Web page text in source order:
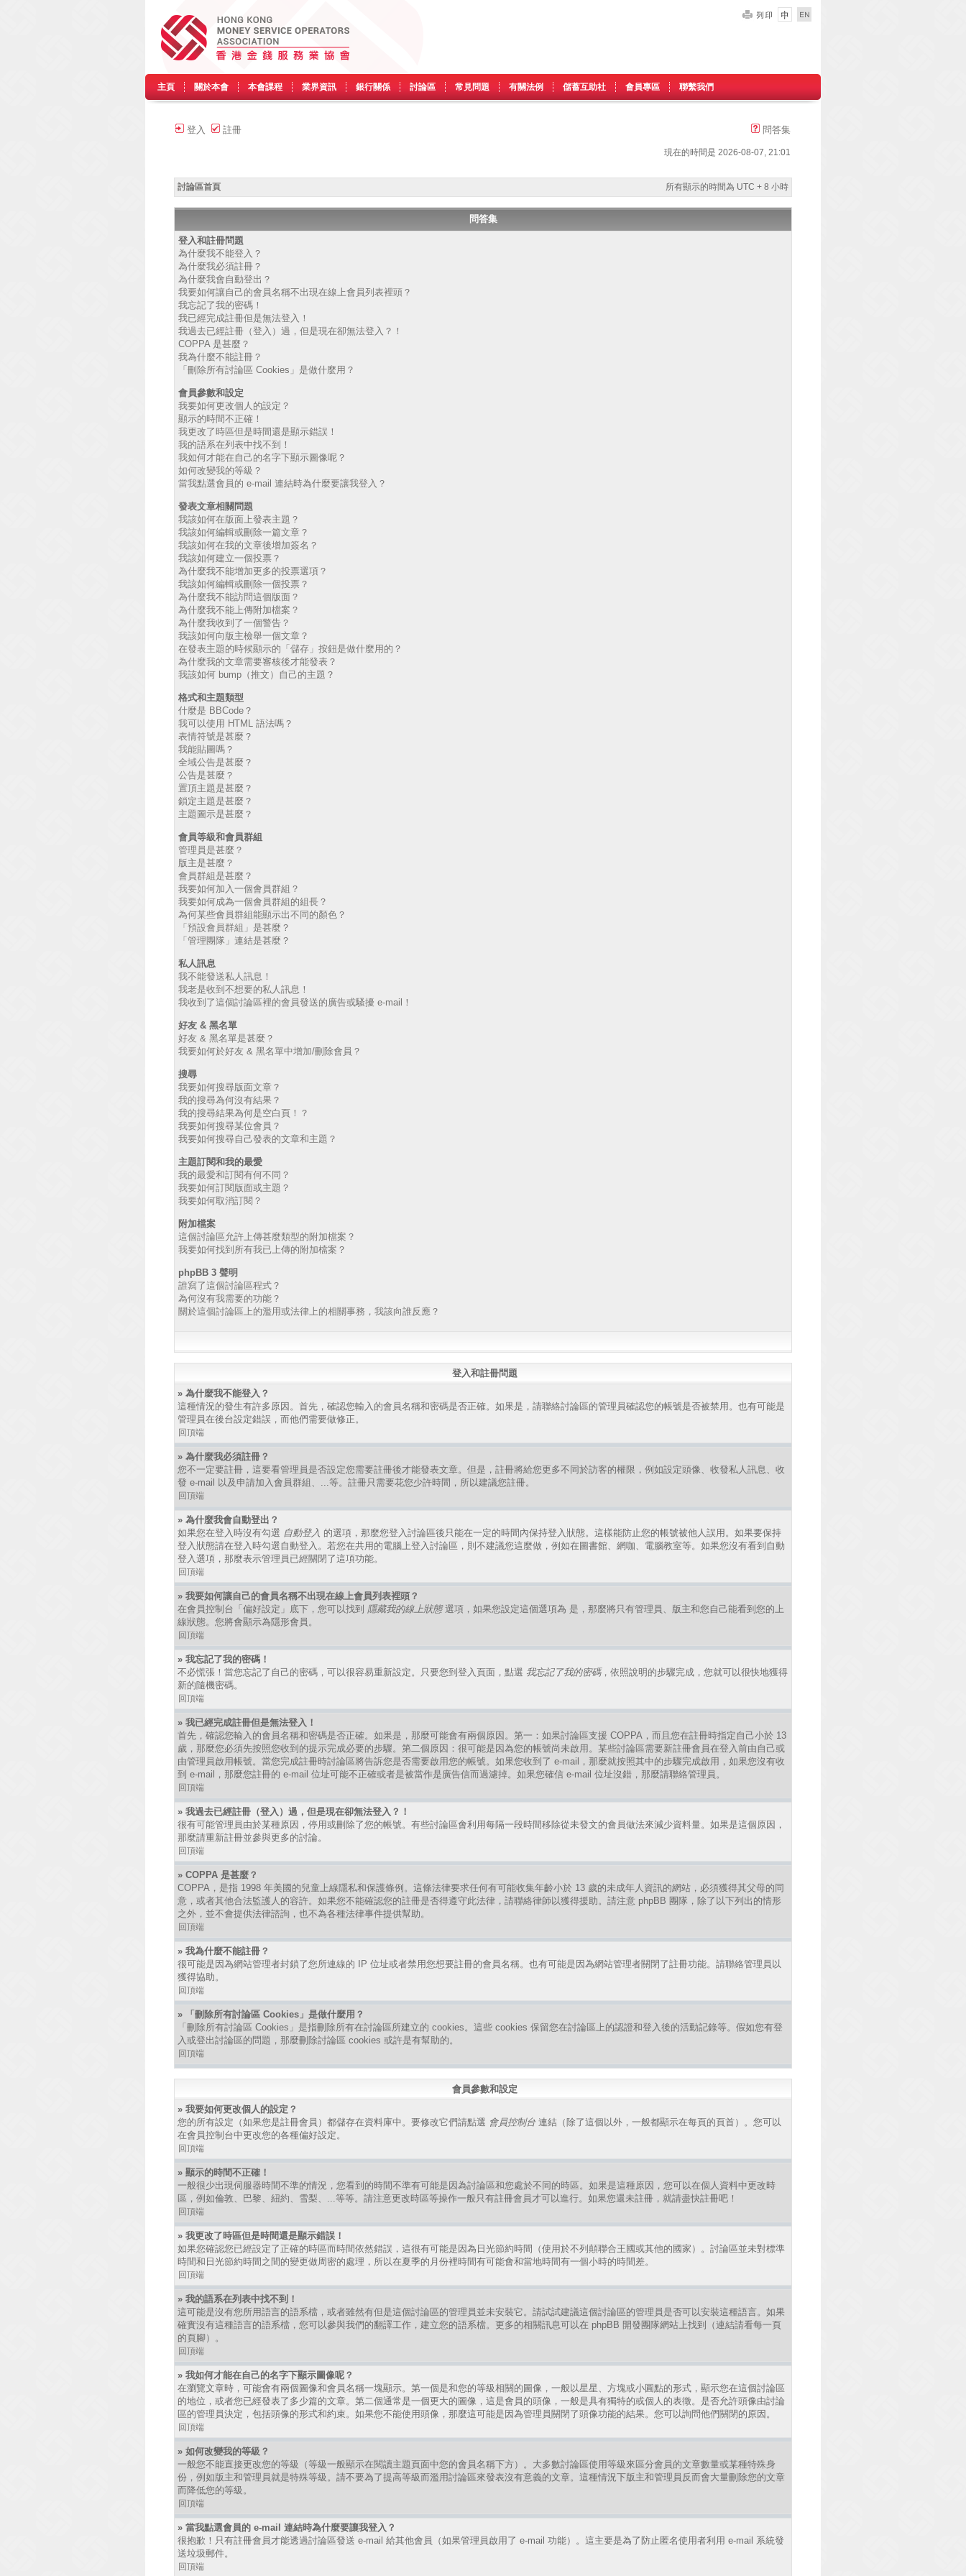
主頁 關於本會 本會課程 業界資訊 銀行關係 討論區 常見問題 有關法例 儲蓄互助社 會員專區 聯繫我們
登入 註冊 問答集
現在的時間是 2026-08-07, 21:01
討論區首頁 所有顯示的時間為 UTC + 8 小時
問答集
登入和註冊問題
為什麼我不能登入？
為什麼我必須註冊？
為什麼我會自動登出？
我要如何讓自己的會員名稱不出現在線上會員列表裡頭？
我忘記了我的密碼！
我已經完成註冊但是無法登入！
我過去已經註冊（登入）過，但是現在卻無法登入？！
COPPA 是甚麼？
我為什麼不能註冊？
「刪除所有討論區 Cookies」是做什麼用？
會員參數和設定
我要如何更改個人的設定？
顯示的時間不正確！
我更改了時區但是時間還是顯示錯誤！
我的語系在列表中找不到！
我如何才能在自己的名字下顯示圖像呢？
如何改變我的等級？
當我點選會員的 e-mail 連結時為什麼要讓我登入？
發表文章相關問題
我該如何在版面上發表主題？
我該如何編輯或刪除一篇文章？
我該如何在我的文章後增加簽名？
我該如何建立一個投票？
為什麼我不能增加更多的投票選項？
我該如何編輯或刪除一個投票？
為什麼我不能訪問這個版面？
為什麼我不能上傳附加檔案？
為什麼我收到了一個警告？
我該如何向版主檢舉一個文章？
在發表主題的時候顯示的「儲存」按鈕是做什麼用的？
為什麼我的文章需要審核後才能發表？
我該如何 bump（推文）自己的主題？
格式和主題類型
什麼是 BBCode？
我可以使用 HTML 語法嗎？
表情符號是甚麼？
我能貼圖嗎？
全域公告是甚麼？
公告是甚麼？
置頂主題是甚麼？
鎖定主題是甚麼？
主題圖示是甚麼？
會員等級和會員群組
管理員是甚麼？
版主是甚麼？
會員群組是甚麼？
我要如何加入一個會員群組？
我要如何成為一個會員群組的組長？
為何某些會員群組能顯示出不同的顏色？
「預設會員群組」是甚麼？
「管理團隊」連結是甚麼？
私人訊息
我不能發送私人訊息！
我老是收到不想要的私人訊息！
我收到了這個討論區裡的會員發送的廣告或騷擾 e-mail！
好友 & 黑名單
好友 & 黑名單是甚麼？
我要如何於好友 & 黑名單中增加/刪除會員？
搜尋
我要如何搜尋版面文章？
我的搜尋為何沒有結果？
我的搜尋結果為何是空白頁！？
我要如何搜尋某位會員？
我要如何搜尋自己發表的文章和主題？
主題訂閱和我的最愛
我的最愛和訂閱有何不同？
我要如何訂閱版面或主題？
我要如何取消訂閱？
附加檔案
這個討論區允許上傳甚麼類型的附加檔案？
我要如何找到所有我已上傳的附加檔案？
phpBB 3 聲明
誰寫了這個討論區程式？
為何沒有我需要的功能？
關於這個討論區上的濫用或法律上的相關事務，我該向誰反應？
登入和註冊問題
» 為什麼我不能登入？
這種情況的發生有許多原因。首先，確認您輸入的會員名稱和密碼是否正確。如果是，請聯絡討論區的管理員確認您的帳號是否被禁用。也有可能是
管理員在後台設定錯誤，而他們需要做修正。
回頂端
» 為什麼我必須註冊？
您不一定要註冊，這要看管理員是否設定您需要註冊後才能發表文章。但是，註冊將給您更多不同於訪客的權限，例如設定頭像、收發私人訊息、收
發 e-mail 以及申請加入會員群組、...等。註冊只需要花您少許時間，所以建議您註冊。
回頂端
» 為什麼我會自動登出？
如果您在登入時沒有勾選 自動登入 的選項，那麼您登入討論區後只能在一定的時間內保持登入狀態。這樣能防止您的帳號被他人誤用。如果要保持
登入狀態請在登入時勾選自動登入。若您在共用的電腦上登入討論區，則不建議您這麼做，例如在圖書館、網咖、電腦教室等。如果您沒有看到自動
登入選項，那麼表示管理員已經關閉了這項功能。
回頂端
» 我要如何讓自己的會員名稱不出現在線上會員列表裡頭？
在會員控制台「偏好設定」底下，您可以找到 隱藏我的線上狀態選項，如果您設定這個選項為 是 ，那麼將只有管理員、版主和您自己能看到您的上
線狀態。您將會顯示為隱形會員。
回頂端
» 我忘記了我的密碼！
不必慌張！當您忘記了自己的密碼，可以很容易重新設定。只要您到登入頁面，點選 我忘記了我的密碼，依照說明的步驟完成，您就可以很快地獲得
新的隨機密碼。
回頂端
» 我已經完成註冊但是無法登入！
首先，確認您輸入的會員名稱和密碼是否正確。如果是，那麼可能會有兩個原因。第一：如果討論區支援 COPPA，而且您在註冊時指定自己小於 13
歲，那麼您必須先按照您收到的提示完成必要的步驟。第二個原因：很可能是因為您的帳號尚未啟用。某些討論區需要新註冊會員在登入前由自己或
由管理員啟用帳號。當您完成註冊時討論區將告訴您是否需要啟用您的帳號。如果您收到了 e-mail，那麼就按照其中的步驟完成啟用，如果您沒有收
到 e-mail，那麼您註冊的 e-mail 位址可能不正確或者是被當作是廣告信而過濾掉。如果您確信 e-mail 位址沒錯，那麼請聯絡管理員。
回頂端
» 我過去已經註冊（登入）過，但是現在卻無法登入？！
很有可能管理員由於某種原因，停用或刪除了您的帳號。有些討論區會利用每隔一段時間移除從未發文的會員做法來減少資料量。如果是這個原因，
那麼請重新註冊並參與更多的討論。
回頂端
» COPPA 是甚麼？
COPPA，是指 1998 年美國的兒童上線隱私和保護條例。這條法律要求任何有可能收集年齡小於 13 歲的未成年人資訊的網站，必須獲得其父母的同
意，或者其他合法監護人的容許。如果您不能確認您的註冊是否得遵守此法律，請聯絡律師以獲得援助。請注意 phpBB 團隊，除了以下列出的情形
之外，並不會提供法律諮詢，也不為各種法律事件提供幫助。
回頂端
» 我為什麼不能註冊？
很可能是因為網站管理者封鎖了您所連線的 IP 位址或者禁用您想要註冊的會員名稱。也有可能是因為網站管理者關閉了註冊功能。請聯絡管理員以
獲得協助。
回頂端
» 「刪除所有討論區 Cookies」是做什麼用？
「刪除所有討論區 Cookies」是指刪除所有在討論區所建立的 cookies。這些 cookies 保留您在討論區上的認證和登入後的活動記錄等。假如您有登
入或登出討論區的問題，那麼刪除討論區 cookies 或許是有幫助的。
回頂端
會員參數和設定
» 我要如何更改個人的設定？
您的所有設定（如果您是註冊會員）都儲存在資料庫中。要修改它們請點選 會員控制台 連結（除了這個以外，一般都顯示在每頁的頁首）。您可以
在會員控制台中更改您的各種偏好設定。
回頂端
» 顯示的時間不正確！
一般很少出現伺服器時間不準的情況，您看到的時間不準有可能是因為討論區和您處於不同的時區。如果是這種原因，您可以在個人資料中更改時
區，例如倫敦、巴黎、紐約、雪梨、...等等。請注意更改時區等操作一般只有註冊會員才可以進行。如果您還未註冊，就請盡快註冊吧！
回頂端
» 我更改了時區但是時間還是顯示錯誤！
如果您確認您已經設定了正確的時區而時間依然錯誤，這很有可能是因為日光節約時間（使用於不列顛聯合王國或其他的國家）。討論區並未對標準
時間和日光節約時間之間的變更做周密的處理，所以在夏季的月份裡時間有可能會和當地時間有一個小時的時間差。
回頂端
» 我的語系在列表中找不到！
這可能是沒有您所用語言的語系檔，或者雖然有但是這個討論區的管理員並未安裝它。請試試建議這個討論區的管理員是否可以安裝這種語言。如果
確實沒有這種語言的語系檔，您可以參與我們的翻譯工作，建立您的語系檔。更多的相關訊息可以在 phpBB 開發團隊網站上找到（連結請看每一頁
的頁腳）。
回頂端
» 我如何才能在自己的名字下顯示圖像呢？
在瀏覽文章時，可能會有兩個圖像和會員名稱一塊顯示。第一個是和您的等級相關的圖像，一般以星星、方塊或小圓點的形式，顯示您在這個討論區
的地位，或者您已經發表了多少篇的文章。第二個通常是一個更大的圖像，這是會員的頭像，一般是具有獨特的或個人的表徵。是否允許頭像由討論
區的管理員決定，包括頭像的形式和約束。如果您不能使用頭像，那麼這可能是因為管理員關閉了頭像功能的結果。您可以詢問他們關閉的原因。
回頂端
» 如何改變我的等級？
一般您不能直接更改您的等級（等級一般顯示在閱讀主題頁面中您的會員名稱下方）。大多數討論區使用等級來區分會員的文章數量或某種特殊身
份，例如版主和管理員就是特殊等級。請不要為了提高等級而濫用討論區來發表沒有意義的文章。這種情況下版主和管理員反而會大量刪除您的文章
而降低您的等級。
回頂端
» 當我點選會員的 e-mail 連結時為什麼要讓我登入？
很抱歉！只有註冊會員才能透過討論區發送 e-mail 給其他會員（如果管理員啟用了 e-mail 功能）。這主要是為了防止匿名使用者利用 e-mail 系統發
送垃圾郵件。
回頂端